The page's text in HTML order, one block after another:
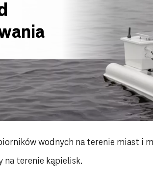
wodnych na terenie miast i
na terenie kąpielisk.